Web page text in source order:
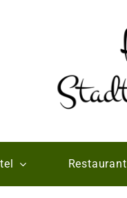
Restaurant